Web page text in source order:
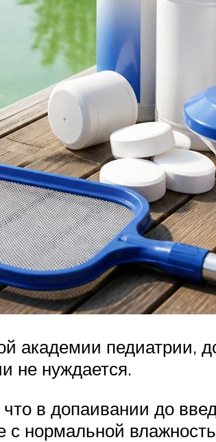
академии педиатрии,
не нуждается.
в допаивании до
с нормальной